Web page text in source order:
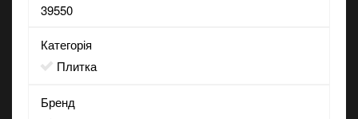
39550
Категорія
Плитка
Бренд